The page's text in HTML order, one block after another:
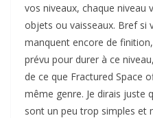
vos niveaux, chaque niveau
objets ou vaisseaux. Bref si
manquent encore de
prévu pour durer à ce
de ce que Fractured Space
même genre. Je dirais juste
sont un peu trop simples et